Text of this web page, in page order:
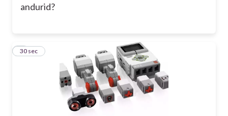
andurid?
7
30 sec